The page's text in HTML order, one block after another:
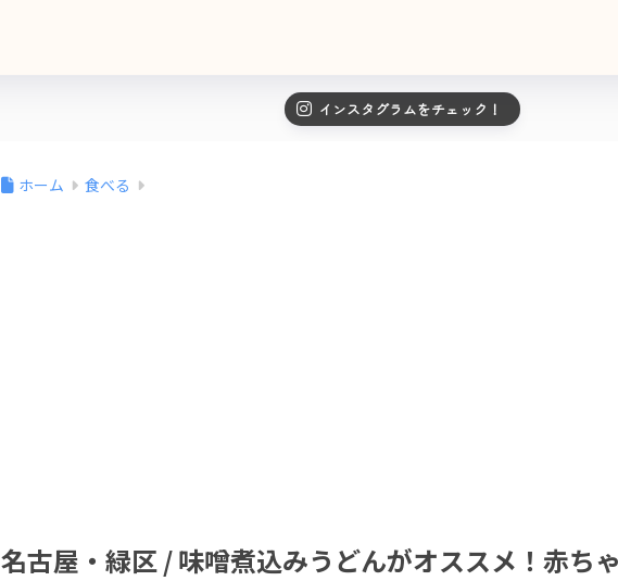
インスタグラムをチェック！
ホーム 食べる
名古屋・緑区 / 味噌煮込みうどんがオススメ！赤ち